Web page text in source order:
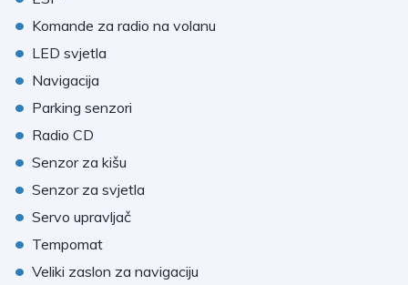
• Komande za radio na volanu
• LED svjetla
• Navigacija
• Parking senzori
• Radio CD
• Senzor za kišu
• Senzor za svjetla
• Servo upravljač
• Tempomat
• Veliki zaslon za navigaciju